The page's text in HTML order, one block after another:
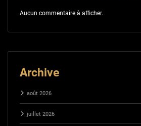
Aucun commentaire à afficher.
Archive
août 2026
juillet 2026